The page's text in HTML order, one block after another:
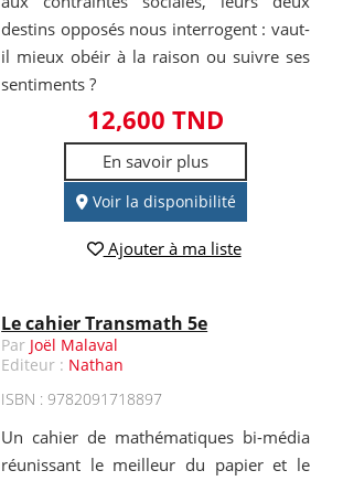
destins opposés nous interrogent : vaut-
il mieux obéir à la raison ou suivre ses
sentiments ?
12,600 TND
En savoir plus
Voir la disponibilité
Ajouter à ma liste
Le cahier Transmath 5e
Par Joël Malaval
Editeur : Nathan
ISBN : 9782091718897
Un cahier de mathématiques bi-média
réunissant le meilleur du papier et le